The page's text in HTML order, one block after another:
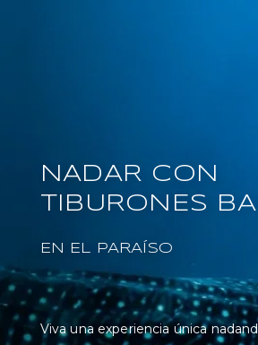
NADAR CON
TIBURONES
EN EL PARAÍSO
Viva una experiencia única